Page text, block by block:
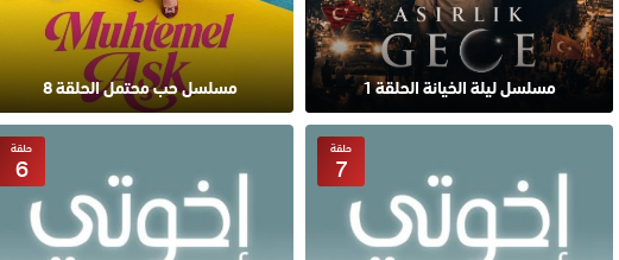
مسلسل ليلة الخيانة الحلقة 1 مسلسل حب محتمل الحلقة 8
حلقة
7
حلقة
6